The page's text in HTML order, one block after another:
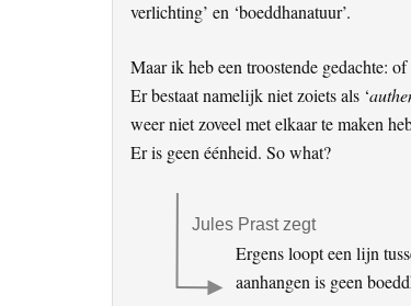
verlichting’ en ‘boeddhanatuur’.
Maar ik heb een troostende gedachte: of
Er bestaat namelijk niet zoiets als ‘
weer niet zoveel met elkaar te maken
Er is geen éénheid. So what?
Jules Prast zegt
Ergens loopt een lijn
aanhangen is geen